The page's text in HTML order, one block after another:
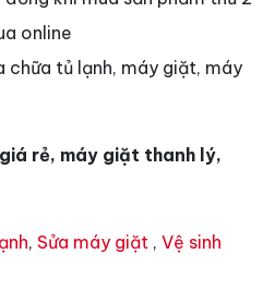
online
chữa tủ lạnh, máy giặt, máy
rẻ, máy giặt thanh lý,
, Sửa máy giặt , Vệ sinh